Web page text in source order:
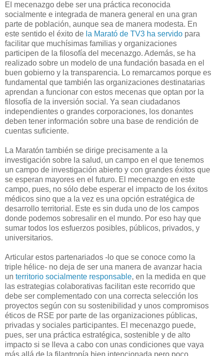
El mecenazgo debe ser una práctica reconocida
socialmente e integrada de manera general en una gran
parte de población, aunque sea de manera modesta. En
este sentido el éxito de la Marató de TV3 ha servido para
facilitar que muchísimas familias y organizaciones
participen de la filosofía del mecenazgo. Además, se ha
realizado sobre un modelo de una fundación basada en el
buen gobierno y la transparencia. Lo remarcamos porque es
fundamental que también las organizaciones destinatarias
aprendan a funcionar con estos mecenas que optan por la
filosofía de la inversión social. Ya sean ciudadanos
independientes o grandes corporaciones, los donantes
deben tener información sobre una base de rendición de
cuentas suficiente.
La Maratón también se dirige precisamente a la
investigación sobre la salud, un campo en el que tenemos
un campo de investigación abierto y con grandes éxitos que
se esperan mayores en el futuro. El mecenazgo en este
campo, pues, no sólo debe esperar el impacto de los éxitos
médicos sino que a la vez es una opción estratégica de
desarrollo territorial. Este es sin duda uno de los campos
donde podemos sobresalir en el mundo. Por eso hay que
sumar todos los esfuerzos posibles, públicos, privados, y
universitarios.
Articular estos partenariados -lo que se conoce como la
triple hélice- no deja de ser una manera de avanzar hacia
un territorio socialmente responsable, en la medida en que
las estrategias colaborativas facilitan este recorrido que
debe ser complementado con una correcta selección los
proyectos según con su sostenibilidad y unos compromisos
éticos de RSE por parte de las organizaciones públicas,
privadas y sociales participantes. El mecenazgo puede,
pues, ser una práctica estratégica, sostenible y de alto
impacto si se lleva a cabo con unas condiciones que vaya
más allá de la filantropía bien intencionada pero poco